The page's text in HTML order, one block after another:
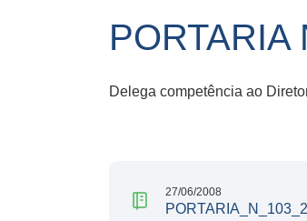
PORTARIA
Delega competência ao
27/06/2008